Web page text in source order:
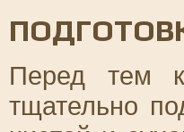
Перед тем
тщательно